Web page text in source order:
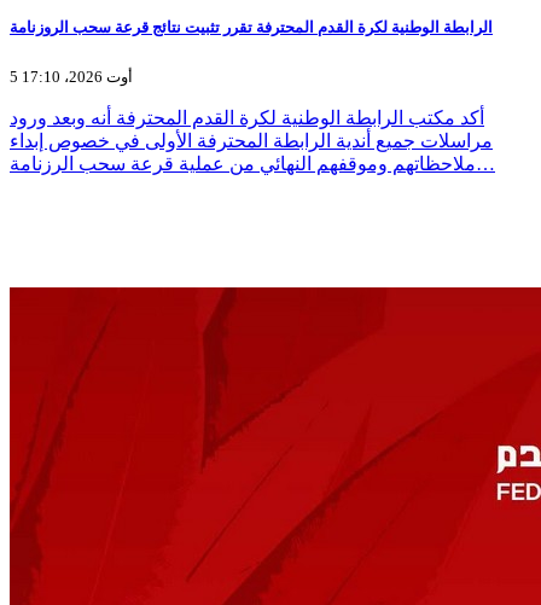
الرابطة الوطنية لكرة القدم المحترفة تقرر تثبيت نتائج قرعة سحب الروزنامة
5 أوت 2026، 17:10
أكد مكتب الرابطة الوطنية لكرة القدم المحترفة أنه وبعد ورود
مراسلات جميع أندية الرابطة المحترفة الأولى في خصوص إبداء
ملاحظاتهم وموقفهم النهائي من عملية قرعة سحب الرزنامة…